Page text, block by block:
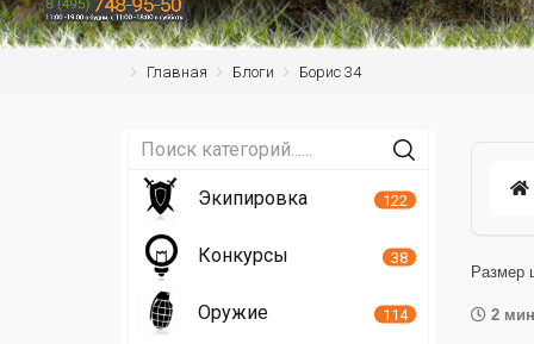
Главная Блоги Борис 34
Размер
2
Экипировка 122
Конкурсы 38
Оружие 114